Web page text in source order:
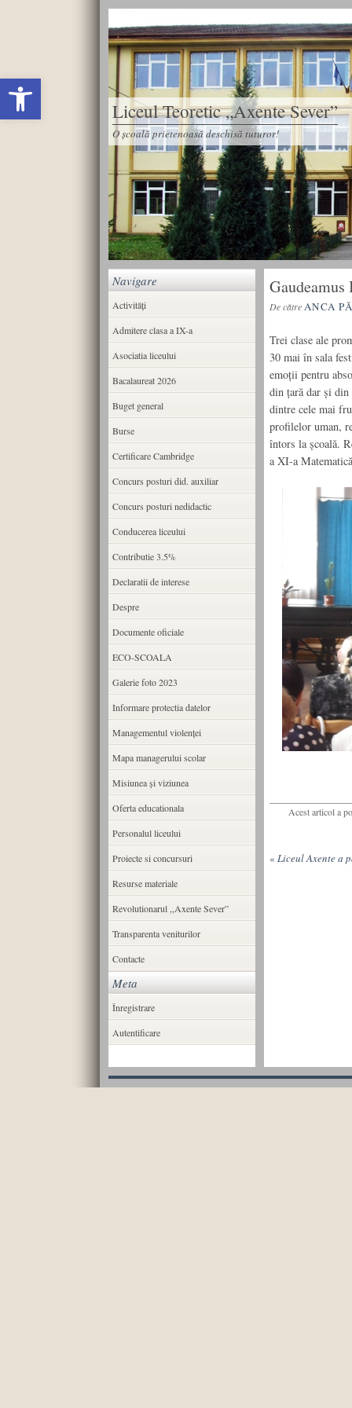
Deschide bara de unelte
Liceul Teoretic „Axente Sever”
O școală prietenoasă deschisă tuturor!
De cătreANCA
Trei clase ale
30 mai în sala
emoţii pentru
din ţară dar şi din
dintre cele mai
profilelor uman,
întors la şcoală.
a XI-a
Acest articol a
« Liceul Axente a
Navigare
Activități
Admitere clasa a IX-a
Asociatia liceului
Bacalaureat 2026
Buget general
Burse
Certificare Cambridge
Concurs posturi did. auxiliar
Concurs posturi nedidactic
Conducerea liceului
Contributie 3.5%
Declaratii de interese
Despre
Documente oficiale
ECO-SCOALA
Galerie foto 2023
Informare protectia datelor
Managementul violenței
Mapa managerului scolar
Misiunea şi viziunea
Oferta educationala
Personalul liceului
Proiecte si concursuri
Resurse materiale
Revolutionarul ,,Axente Sever”
Transparenta veniturilor
Contacte
Meta
Înregistrare
Autentificare